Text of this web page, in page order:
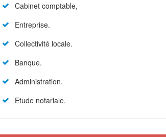
Cabinet comptable,
Entreprise.
Collectivité locale.
Banque.
Administration.
Etude notariale.